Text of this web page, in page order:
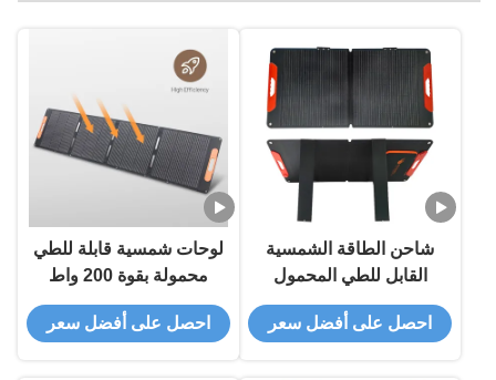
شاحن الطاقة الشمسية
القابل للطي المحمول
احصل على أفضل سعر
لوحات شمسية قابلة للطي
محمولة بقوة 200 واط
للتخييم
احصل على أفضل سعر